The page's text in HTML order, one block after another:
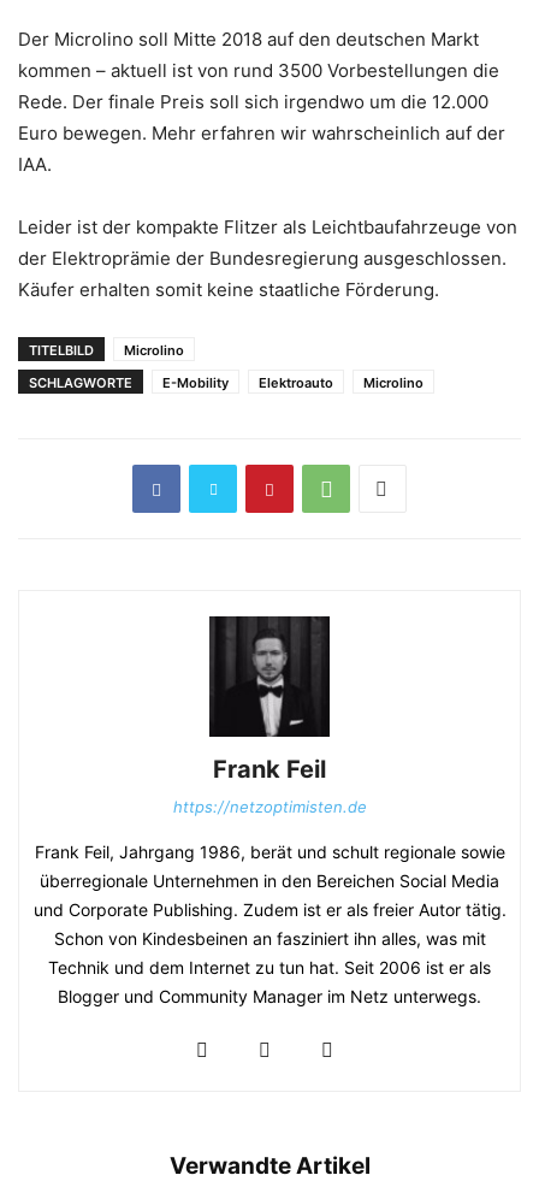
Der Microlino soll Mitte 2018 auf den deutschen Markt
kommen – aktuell ist von rund 3500 Vorbestellungen die
Rede. Der finale Preis soll sich irgendwo um die 12.000
Euro bewegen. Mehr erfahren wir wahrscheinlich auf der
IAA.
Leider ist der kompakte Flitzer als Leichtbaufahrzeuge von
der Elektroprämie der Bundesregierung ausgeschlossen.
Käufer erhalten somit keine staatliche Förderung.
TITELBILD
Microlino
SCHLAGWORTE
E-Mobility Elektroauto Microlino
Frank Feil
https://netzoptimisten.de
Frank Feil, Jahrgang 1986, berät und schult regionale sowie
überregionale Unternehmen in den Bereichen Social Media
und Corporate Publishing. Zudem ist er als freier Autor tätig.
Schon von Kindesbeinen an fasziniert ihn alles, was mit
Technik und dem Internet zu tun hat. Seit 2006 ist er als
Blogger und Community Manager im Netz unterwegs.
Verwandte Artikel